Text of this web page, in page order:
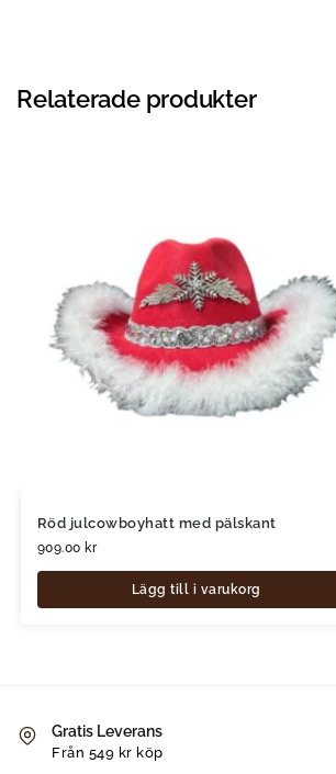
Relaterade produkter
Röd julcowboyhatt med pälskant
909.00 kr
Lägg till i varukorg
Gratis Leverans
Från 549 kr köp